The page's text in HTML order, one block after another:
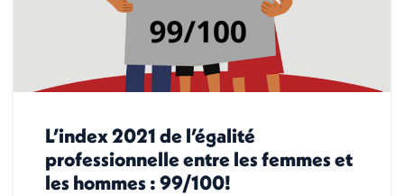
L’index 2021 de l’égalité
professionnelle entre les femmes et
les hommes : 99/100!